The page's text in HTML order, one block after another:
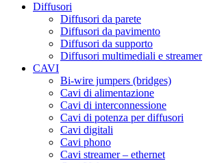
Diffusori
Diffusori da parete
Diffusori da pavimento
Diffusori da supporto
Diffusori multimediali e streamer
CAVI
Bi-wire jumpers (bridges)
Cavi di alimentazione
Cavi di interconnessione
Cavi di potenza per diffusori
Cavi digitali
Cavi phono
Cavi streamer – ethernet